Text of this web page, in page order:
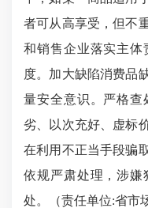
者可从高享受，但不
和销售企业落实主体
度。加大缺陷消费品
量安全意识。严格查
劣、以次充好、虚标
在利用不正当手段骗
依规严肃处理，涉嫌
处。（责任单位:省市